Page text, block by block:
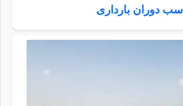
دوران بارداری